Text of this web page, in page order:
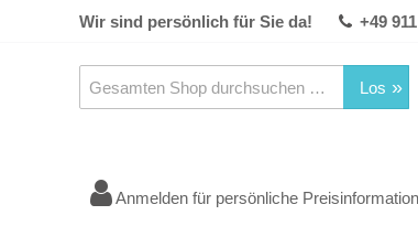
Wir sind persönlich für Sie da! +49
Los
Anmelden für persönliche